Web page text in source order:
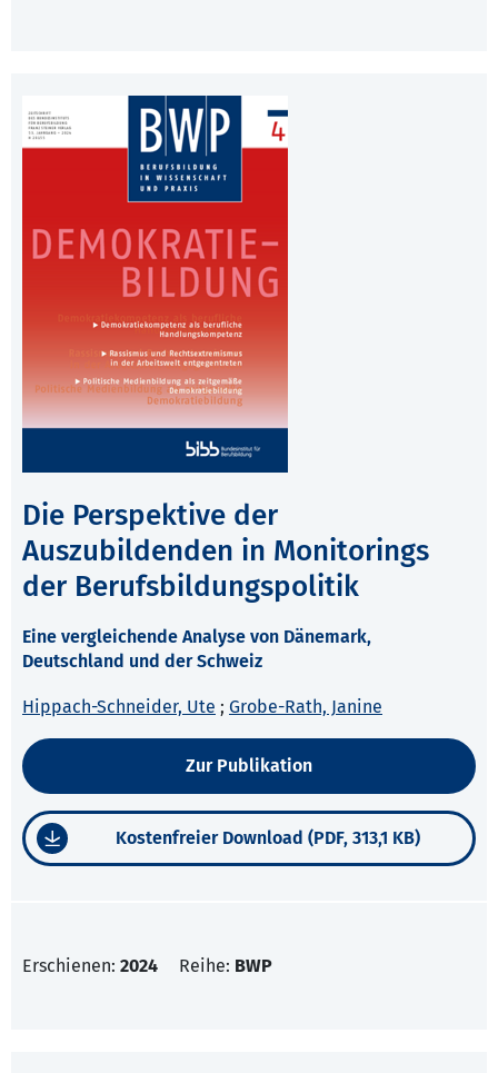
Die Perspektive der
Auszubildenden in Monitorings
der Berufsbildungspolitik
Eine vergleichende Analyse von Dänemark,
Deutschland und der Schweiz
Hippach-Schneider, Ute ; Grobe-Rath, Janine
Zur Publikation
Kostenfreier Download (PDF, 313,1 KB)
Erschienen: 2024 Reihe: BWP